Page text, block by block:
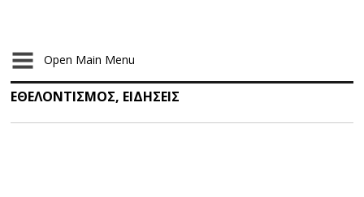
Open Main Menu
ΕΘΕΛΟΝΤΙΣΜΟΣ, ΕΙΔΗΣΕΙΣ